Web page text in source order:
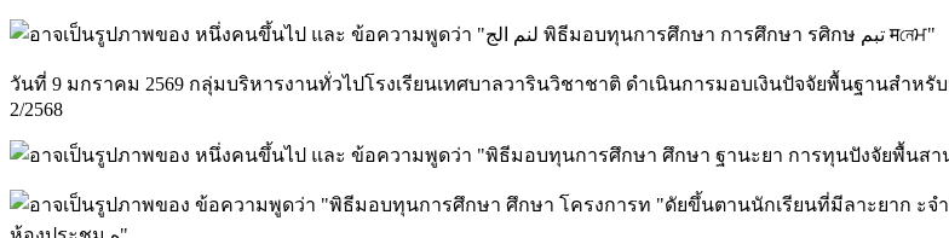
วันที่ 9 มกราคม 2569 กลุ่มบริหารงานทั่วไปโรงเรียนเทศบาลวารินวิชาชาติ ดำเนินการมอบเงินปัจจัยพื้นฐานสำห
2/2568